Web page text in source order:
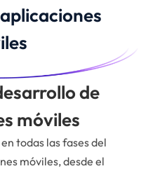
de
móviles
todas las fases del
móviles, desde el